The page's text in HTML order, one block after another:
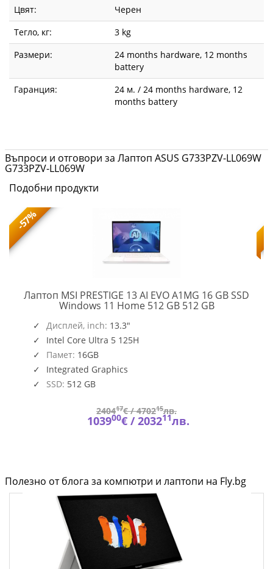
Цвят:
Черен
Тегло, кг:
3 kg
Размери:
24 months hardware, 12 months
battery
Гаранция:
24 м. / 24 months hardware, 12
months battery
Въпроси и отговори за Лаптоп ASUS G733PZV-LL069W
G733PZV-LL069W
Подобни продукти
-57%
Лаптоп MSI PRESTIGE 13 AI EVO A1MG 16 GB SSD
Windows 11 Home 512 GB 512 GBPRESTIGE
Дисплей, inch: 13.3"
Intel Core Ultra 5 125H
Памет: 16GB
Integrated Graphics
SSD: 512 GB
240417€ /470215лв.
103900€ /203211лв.
Полезно от блога за компютри и лаптопи на Fly.bg